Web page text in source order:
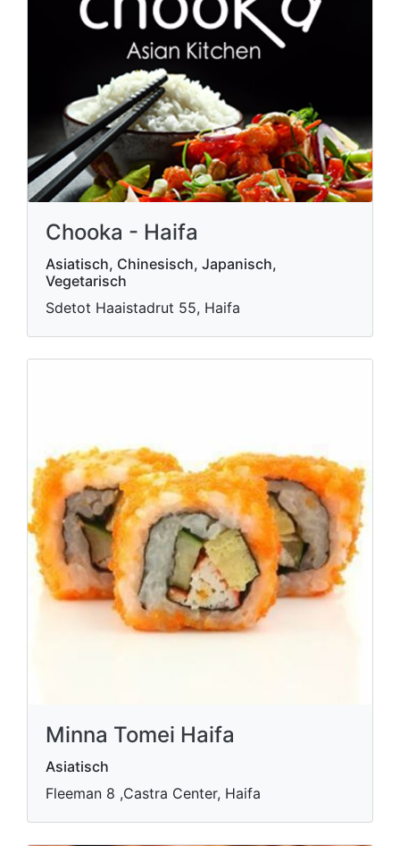
Chooka - Haifa
Asiatisch, Chinesisch, Japanisch,
Vegetarisch
Sdetot Haaistadrut 55, Haifa
Minna Tomei Haifa
Asiatisch
Fleeman 8 ,Castra Center, Haifa